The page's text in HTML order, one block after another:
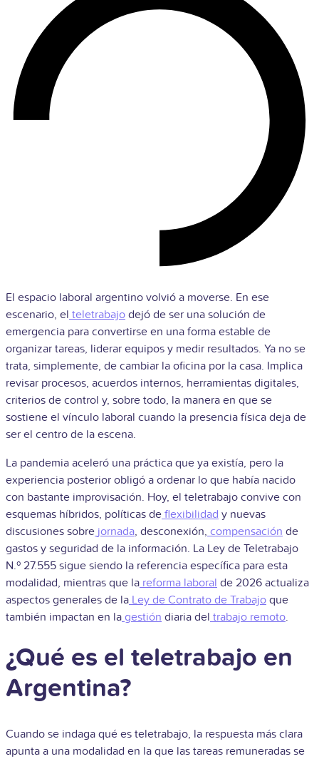
El espacio laboral argentino volvió a moverse. En ese
escenario, el teletrabajo dejó de ser una solución de
emergencia para convertirse en una forma estable de
organizar tareas, liderar equipos y medir resultados. Ya no se
trata, simplemente, de cambiar la oficina por la casa. Implica
revisar procesos, acuerdos internos, herramientas digitales,
criterios de control y, sobre todo, la manera en que se
sostiene el vínculo laboral cuando la presencia física deja de
ser el centro de la escena.
La pandemia aceleró una práctica que ya existía, pero la
experiencia posterior obligó a ordenar lo que había nacido
con bastante improvisación. Hoy, el teletrabajo convive con
esquemas híbridos, políticas de flexibilidad y nuevas
discusiones sobre jornada, desconexión, compensación de
gastos y seguridad de la información. La Ley de Teletrabajo
N.º 27.555 sigue siendo la referencia específica para esta
modalidad, mientras que la reforma laboral de 2026 actualiza
aspectos generales de la Ley de Contrato de Trabajo que
también impactan en la gestión diaria del trabajo remoto.
¿Qué es el teletrabajo en
Argentina?
Cuando se indaga qué es teletrabajo, la respuesta más clara
apunta a una modalidad en la que las tareas remuneradas se